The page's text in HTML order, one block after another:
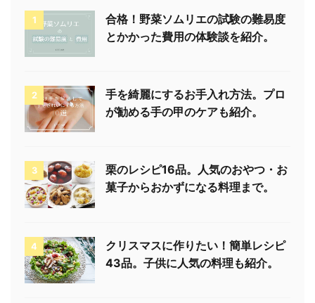
1
合格！野菜ソムリエの試験の難易度
とかかった費用の体験談を紹介。
2
手を綺麗にするお手入れ方法。プロ
が勧める手の甲のケアも紹介。
3
栗のレシピ16品。人気のおやつ・お
菓子からおかずになる料理まで。
4
クリスマスに作りたい！簡単レシピ
43品。子供に人気の料理も紹介。